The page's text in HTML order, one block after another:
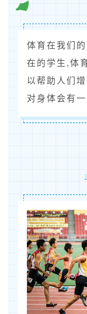
体育在我们
在的学生,体
以帮助人们
对身体会有一